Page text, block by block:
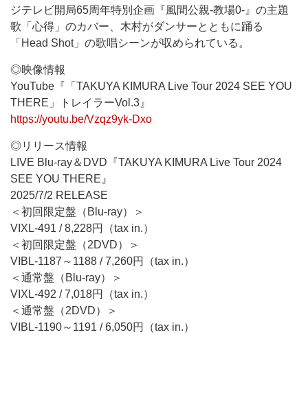
ジテレビ開局65周年特別企画『風間公親-教場0-』の主題
歌「心得」のカバー、木村がダンサーとともに踊る
「Head Shot」の歌唱シーンが収められている。
◎映像情報
YouTube『「TAKUYA KIMURA Live Tour 2024 SEE YOU
THERE」トレイラーVol.3』
https://youtu.be/Vzqz9yk-Dxo
◎リリース情報
LIVE Blu-ray＆DVD『TAKUYA KIMURA Live Tour 2024
SEE YOU THERE』
2025/7/2 RELEASE
＜初回限定盤（Blu-ray）＞
VIXL-491 / 8,228円（tax in.）
＜初回限定盤（2DVD）＞
VIBL-1187～1188 / 7,260円（tax in.）
＜通常盤（Blu-ray）＞
VIXL-492 / 7,018円（tax in.）
＜通常盤（2DVD）＞
VIBL-1190～1191 / 6,050円（tax in.）